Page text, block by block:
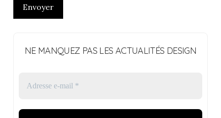
Envoyer
NE MANQUEZ PAS LES ACTUALITÉS DESIGN